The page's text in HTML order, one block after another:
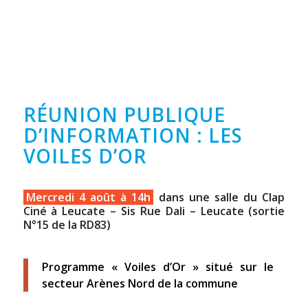
RÉUNION PUBLIQUE
D’INFORMATION : LES
VOILES D’OR
Mercredi 4 août à 14h
dans une salle du Clap
Ciné à Leucate – Sis Rue Dali – Leucate (sortie
N°15 de la RD83)
Programme « Voiles d’Or » situé sur le
secteur Arènes Nord de la commune